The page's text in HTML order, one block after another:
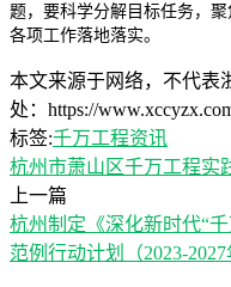
题，要科学分解目标任务，
各项工作落地落实。
本文来源于网络，不代表
处：https://
标签:千万工程资讯
杭州市萧山区千万工程实
上一篇
杭州制定《深化新时代“
范例行动计划（2023-2027